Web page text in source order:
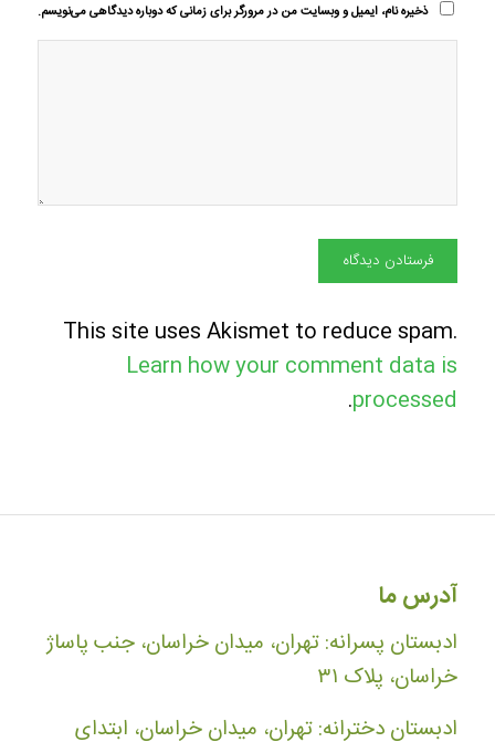
ذخیره نام، ایمیل و وبسایت من در مرورگر برای زمانی که دوباره دیدگاهی می‌نویسم.
This site uses Akismet to reduce spam.
Learn how your comment data is
processed
.
آدرس ما
ادبستان پسرانه: تهران، میدان خراسان، جنب پاساژ
خراسان، پلاک ۳۱
ادبستان دخترانه: تهران، میدان خراسان، ابتدای